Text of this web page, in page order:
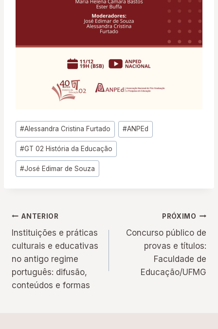
Tags
do
Post:
#Alessandra Cristina Furtado #ANPEd
#GT 02 História da Educação
#José Edimar de Souza
Navegação
de
Post
ANTERIOR
Instituições e práticas
culturais e educativas
no antigo regime
português: difusão,
conteúdos e formas
PRÓXIMO
Concurso público de
provas e títulos:
Faculdade de
Educação/UFMG